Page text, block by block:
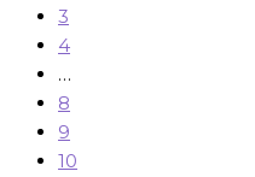
3
4
…
8
9
10